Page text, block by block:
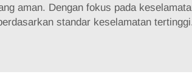
aman. Dengan fokus pada
standar keselamatan tertinggi.